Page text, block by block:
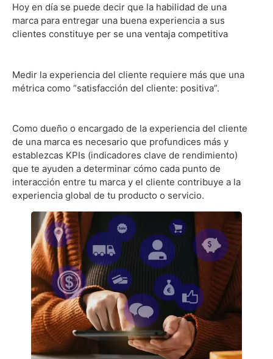
Hoy en día se puede decir que la habilidad de una
marca para entregar una buena experiencia a sus
clientes constituye per se una ventaja competitiva
Medir la experiencia del cliente requiere más que una
métrica como “satisfacción del cliente: positiva”.
Como dueño o encargado de la experiencia del cliente
de una marca es necesario que profundices más y
establezcas KPIs (indicadores clave de rendimiento)
que te ayuden a determinar cómo cada punto de
interacción entre tu marca y el cliente contribuye a la
experiencia global de tu producto o servicio.